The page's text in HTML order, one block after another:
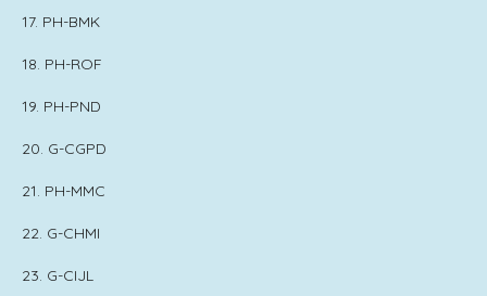
17. PH-BMK
18. PH-ROF
19. PH-PND
20. G-CGPD
21. PH-MMC
22. G-CHMI
23. G-CIJL